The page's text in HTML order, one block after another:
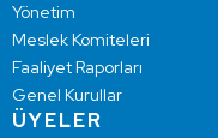
Yönetim
Meslek Komiteleri
Faaliyet Raporları
Genel Kurullar
ÜYELER